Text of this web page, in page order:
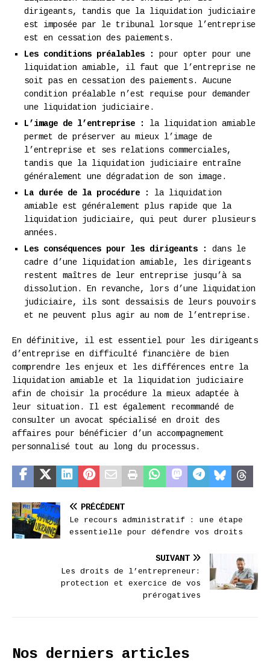
dirigeants, tandis que la liquidation judiciaire
est imposée par le tribunal lorsque l’entreprise
est en cessation des paiements.
Les conditions préalables :
pour opter pour une
liquidation amiable, il faut que l’entreprise ne
soit pas en cessation des paiements. Aucune
condition préalable n’est requise pour demander
une liquidation judiciaire.
L’image de l’entreprise :
la liquidation amiable
permet de préserver au mieux l’image de
l’entreprise et ses relations commerciales,
tandis que la liquidation judiciaire entraîne
généralement une dégradation de son image.
La durée de la procédure :
la liquidation
amiable est généralement plus rapide que la
liquidation judiciaire, qui peut durer plusieurs
années.
Les conséquences pour les dirigeants :
dans le
cadre d’une liquidation amiable, les dirigeants
restent maîtres de leur entreprise jusqu’à sa
dissolution. En revanche, lors d’une liquidation
judiciaire, ils sont dessaisis de leurs pouvoirs
et ne peuvent plus agir au nom de l’entreprise.
En définitive, il est essentiel pour les dirigeants
d’entreprise en difficulté financière de bien
comprendre les enjeux et les différences entre la
liquidation amiable et la liquidation judiciaire
afin de choisir la procédure la mieux adaptée à
leur situation. Il est également recommandé de
consulter un avocat spécialisé en droit des
affaires pour bénéficier d’un accompagnement
personnalisé tout au long du processus.
PRÉCÉDENT
Le recours administratif : une étape
essentielle pour défendre vos droits
SUIVANT
Les droits de l’entrepreneur:
protection et exercice de vos
prérogatives
Nos derniers articles